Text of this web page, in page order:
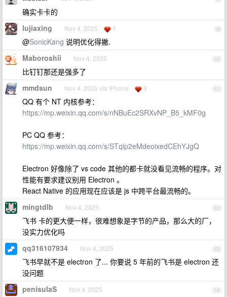
确实卡卡的
9
lujiaxing Nov 4, 2025 1
@SonicKang 说明优化得撇.
10
Maboroshii Nov 4, 2025
比钉钉那还是强多了
11
mmdsun Nov 4, 2025 via iPhone 3
QQ 有个 NT 内核参考：
https://mp.weixin.qq.com/s/nNBuEc2SRXvNP_B5_kMF0g
PC QQ 参考：
https://mp.weixin.qq.com/s/STqlp2eMdeoixedCEhYJgQ
Electron 好像除了 vs code 其他的都卡就没看见流畅的程序。对
性能有要求建议别用 Electron 。
React Native 的应用现在应该是 js 中跨平台最流畅的。
12
mingtdlb Nov 4, 2025
飞书 卡的更大便一样，很难想象是字节的产品，那么大的厂，
没实力优化吗
13
qq316107934 Nov 4, 2025
飞书早就不是 electron 了... 你要说 5 年前的飞书是 electron 还
没问题
14
penisulaS Nov 4, 2025